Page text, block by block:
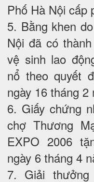
Phố Hà Nội cấp
5. Bằng khen
Nội đã có
vệ sinh lao
nổ theo quyết
ngày 16 tháng 2
6. Giấy chứng
chợ Thương
EXPO 2006
ngày 6 tháng 4
7. Giải